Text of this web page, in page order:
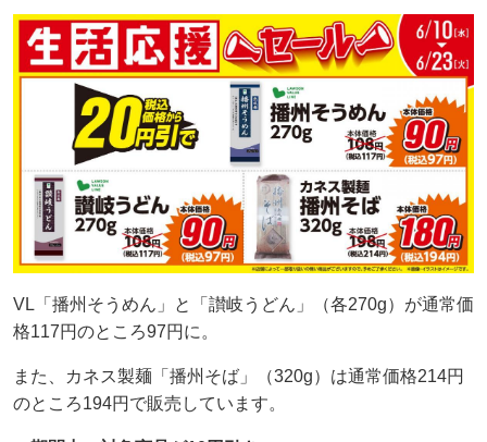
VL「播州そうめん」と「讃岐うどん」（各270g）が通常価
格117円のところ97円に。
また、カネス製麺「播州そば」（320g）は通常価格214円
のところ194円で販売しています。